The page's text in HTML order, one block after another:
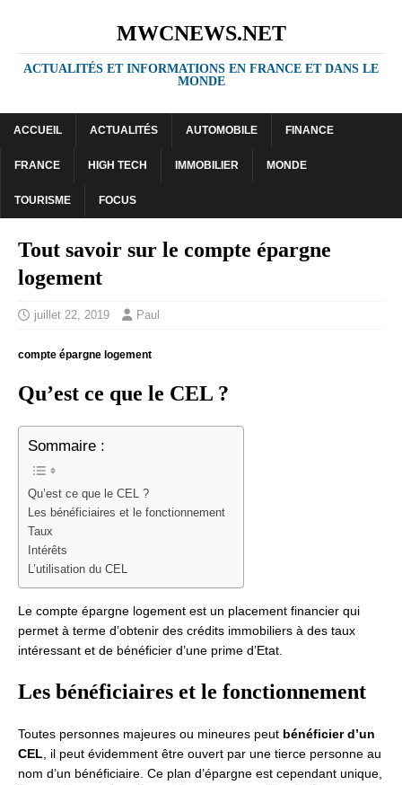
MWCNEWS.NET
ACTUALITÉS ET INFORMATIONS EN FRANCE ET DANS LE
MONDE
ACCUEIL ACTUALITÉS AUTOMOBILE FINANCE
FRANCE HIGH TECH IMMOBILIER MONDE
TOURISME FOCUS
Tout savoir sur le compte épargne
logement
juillet 22, 2019 Paul
compte épargne logement
Qu’est ce que le CEL ?
Sommaire :
Qu’est ce que le CEL ?
Les bénéficiaires et le fonctionnement
Taux
Intérêts
L’utilisation du CEL
Le compte épargne logement est un placement financier qui
permet à terme d’obtenir des crédits immobiliers à des taux
intéressant et de bénéficier d’une prime d’Etat.
Les bénéficiaires et le fonctionnement
Toutes personnes majeures ou mineures peut bénéficier d’un
CEL , il peut évidemment être ouvert par une tierce personne au
nom d’un bénéficiaire. Ce plan d’épargne est cependant unique,